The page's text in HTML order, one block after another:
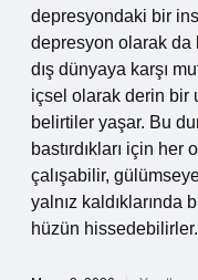
depresyondaki bir
depresyon olarak
dış dünyaya karşı
içsel olarak derin bir
belirtiler yaşar. Bu
bastırdıkları için
çalışabilir,
yalnız kaldıklarında
hüzün hissedebilirler.